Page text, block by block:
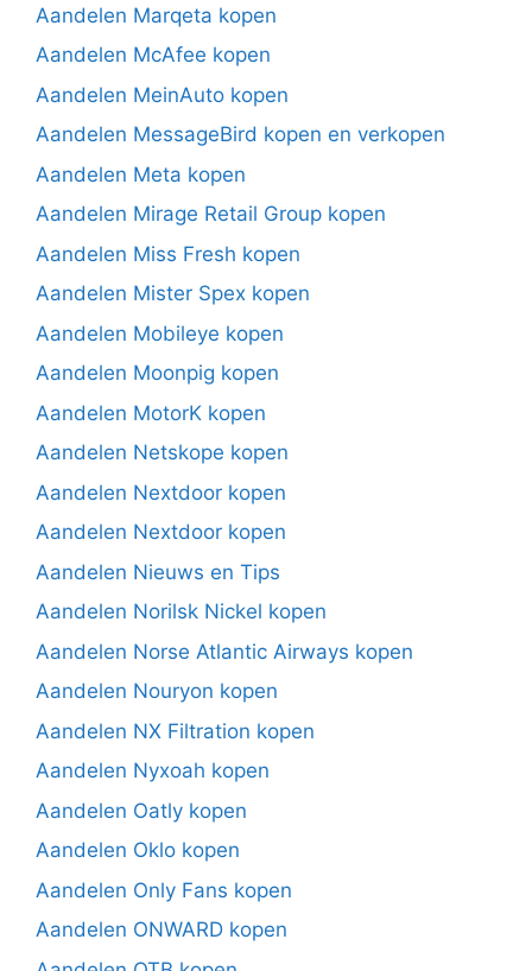
Aandelen Marqeta kopen
Aandelen McAfee kopen
Aandelen MeinAuto kopen
Aandelen MessageBird kopen en verkopen
Aandelen Meta kopen
Aandelen Mirage Retail Group kopen
Aandelen Miss Fresh kopen
Aandelen Mister Spex kopen
Aandelen Mobileye kopen
Aandelen Moonpig kopen
Aandelen MotorK kopen
Aandelen Netskope kopen
Aandelen Nextdoor kopen
Aandelen Nextdoor kopen
Aandelen Nieuws en Tips
Aandelen Norilsk Nickel kopen
Aandelen Norse Atlantic Airways kopen
Aandelen Nouryon kopen
Aandelen NX Filtration kopen
Aandelen Nyxoah kopen
Aandelen Oatly kopen
Aandelen Oklo kopen
Aandelen Only Fans kopen
Aandelen ONWARD kopen